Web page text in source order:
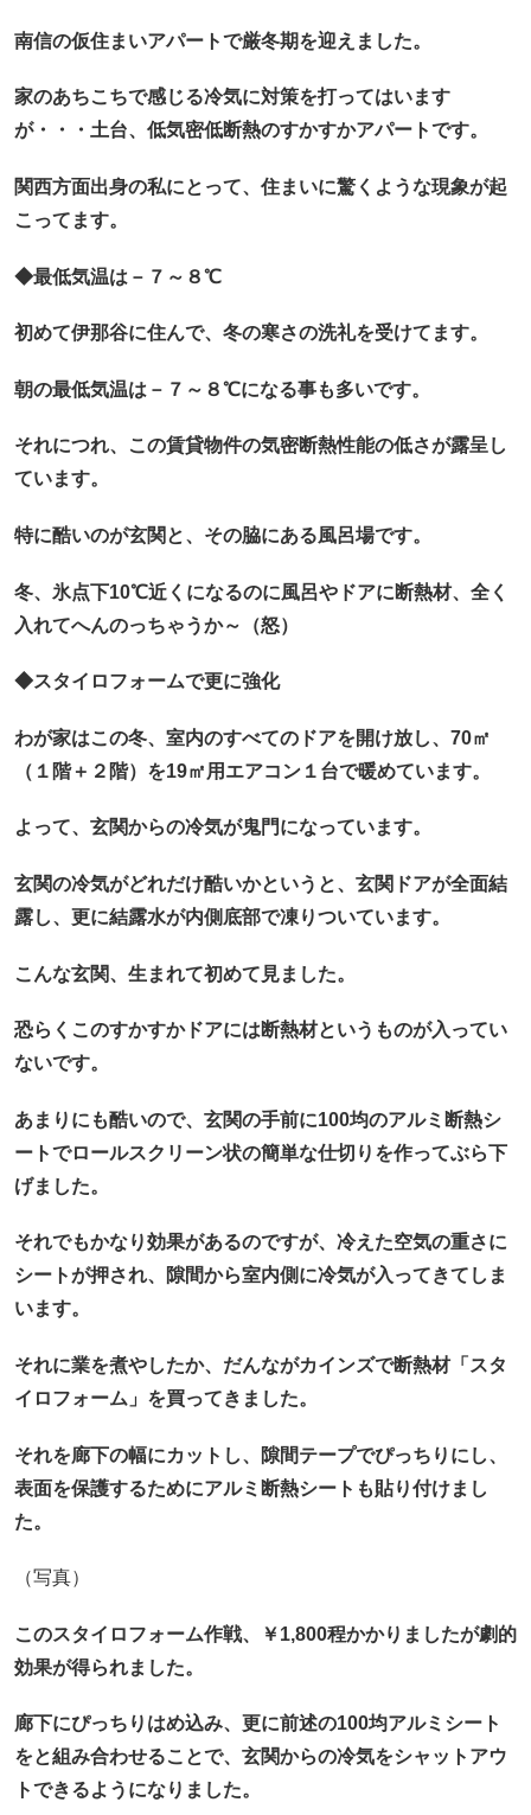
南信の仮住まいアパートで厳冬期を迎えました。
家のあちこちで感じる冷気に対策を打ってはいます
が・・・土台、低気密低断熱のすかすかアパートです。
関西方面出身の私にとって、住まいに驚くような現象が起
こってます。
◆最低気温は－７～８℃
初めて伊那谷に住んで、冬の寒さの洗礼を受けてます。
朝の最低気温は－７～８℃になる事も多いです。
それにつれ、この賃貸物件の気密断熱性能の低さが露呈し
ています。
特に酷いのが玄関と、その脇にある風呂場です。
冬、氷点下10℃近くになるのに風呂やドアに断熱材、全く
入れてへんのっちゃうか～（怒）
◆スタイロフォームで更に強化
わが家はこの冬、室内のすべてのドアを開け放し、70㎡
（１階＋２階）を19㎡用エアコン１台で暖めています。
よって、玄関からの冷気が鬼門になっています。
玄関の冷気がどれだけ酷いかというと、玄関ドアが全面結
露し、更に結露水が内側底部で凍りついています。
こんな玄関、生まれて初めて見ました。
恐らくこのすかすかドアには断熱材というものが入ってい
ないです。
あまりにも酷いので、玄関の手前に100均のアルミ断熱シ
ートでロールスクリーン状の簡単な仕切りを作ってぶら下
げました。
それでもかなり効果があるのですが、冷えた空気の重さに
シートが押され、隙間から室内側に冷気が入ってきてしま
います。
それに業を煮やしたか、だんながカインズで断熱材「スタ
イロフォーム」を買ってきました。
それを廊下の幅にカットし、隙間テープでぴっちりにし、
表面を保護するためにアルミ断熱シートも貼り付けまし
た。
（写真）
このスタイロフォーム作戦、￥1,800程かかりましたが劇的
効果が得られました。
廊下にぴっちりはめ込み、更に前述の100均アルミシート
をと組み合わせることで、玄関からの冷気をシャットアウ
トできるようになりました。